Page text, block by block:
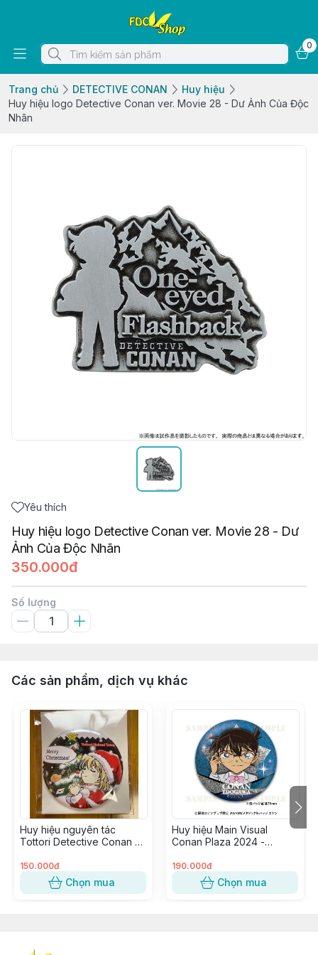
0
Trang chủ DETECTIVE CONAN
Huy hiệu
Huy hiệu logo Detective Conan ver. Movie 28 - Dư Ảnh Của Độc
Nhãn
Yêu thích
Huy hiệu logo Detective Conan ver. Movie 28 - Dư
Ảnh Của Độc Nhãn
350.000đ
Số lượng
Các sản phẩm, dịch vụ khác
Huy hiệu nguyên tác
Tottori Detective Conan -
150.000đ
Chọn mua
Huy hiệu Main Visual
Conan Plaza 2024 -
190.000đ
Chọn mua